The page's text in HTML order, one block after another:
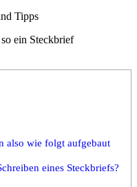
ein Steckbrief
also wie folgt aufgebaut
eines Steckbriefs?